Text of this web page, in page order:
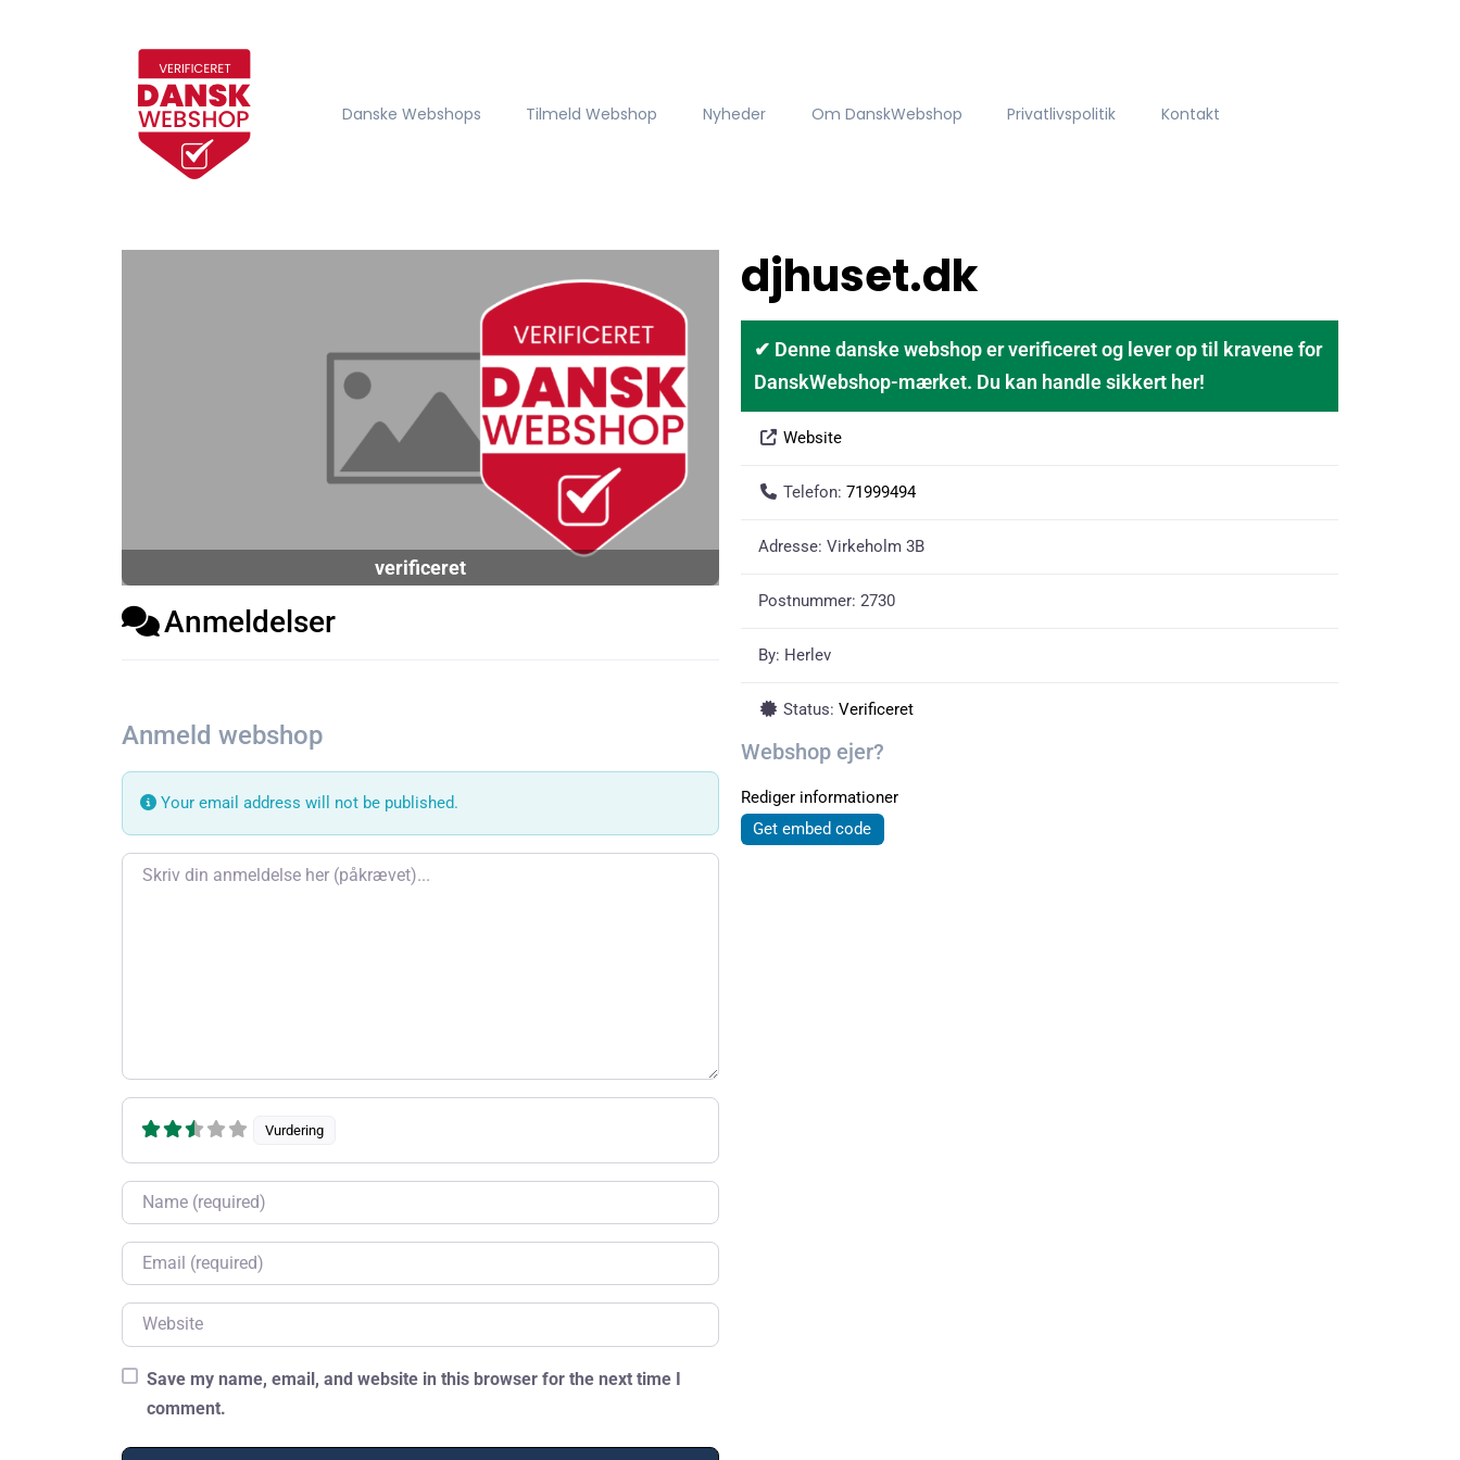
Danske Webshops Tilmeld Webshop Nyheder Om DanskWebshop Privatlivspolitik Kontakt
verificeret
Anmeldelser
Anmeld webshop
Your email address will not be published.
Review text
Vurdering
Name
Email
Website
Save my name, email, and website in this browser for the next time I
comment.
djhuset.dk
✔ Denne danske webshop er verificeret og lever op til kravene for
DanskWebshop-mærket. Du kan handle sikkert her!
Website
Telefon: 71999494
Adresse: Virkeholm 3B
Postnummer: 2730
By: Herlev
Status: Verificeret
Webshop ejer?
Rediger informationer
Get embed code